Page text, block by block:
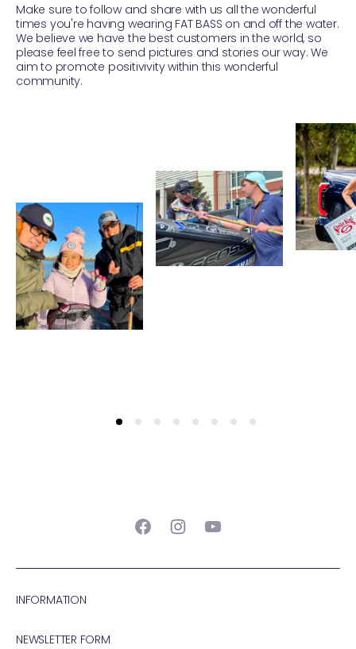
Make sure to follow and share with us all the wonderful
times you're having wearing FAT BASS on and off the water.
We believe we have the best customers in the world, so
please feel free to send pictures and stories our way. We
aim to promote positivivity within this wonderful
community.
INFORMATION
NEWSLETTER FORM